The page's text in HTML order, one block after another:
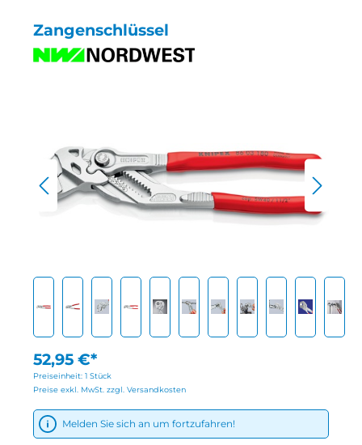
Zangenschlüssel
52,95 €*
Preiseinheit: 1 Stück
Preise exkl. MwSt. zzgl. Versandkosten
Melden Sie sich an um fortzufahren!